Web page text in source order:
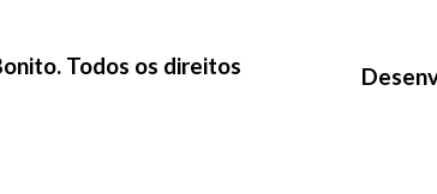
Todos os direitos